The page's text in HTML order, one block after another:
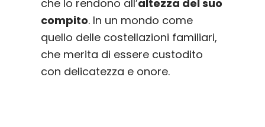
che lo rendono all’altezza del suo
compito. In un mondo come
quello delle costellazioni familiari,
che merita di essere custodito
con delicatezza e onore.